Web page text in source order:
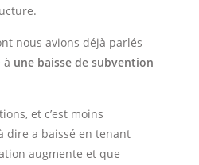
nous avions déjà parlés
à une baisse de subvention
et c’est moins
dire a baissé en tenant
augmente et que